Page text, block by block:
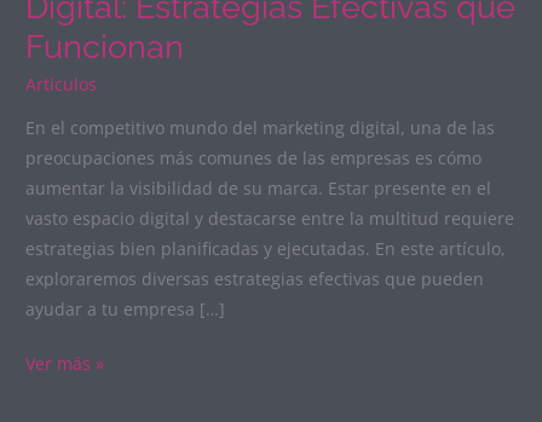
Funcionan
Artículos
En el competitivo mundo del marketing digital, una de las
preocupaciones más comunes de las empresas es cómo
aumentar la visibilidad de su marca. Estar presente en el
vasto espacio digital y destacarse entre la multitud requiere
estrategias bien planificadas y ejecutadas. En este artículo,
exploraremos diversas estrategias efectivas que pueden
ayudar a tu empresa […]
Ver más »